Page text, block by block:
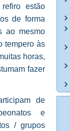
estão
de forma
ao mesmo
tempero às
horas,
fazer
de
e
/ grupos